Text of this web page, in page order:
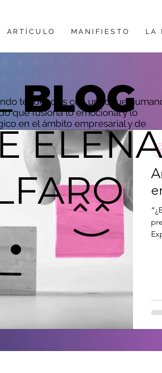
ARTÍCULO MANIFIESTO LA
BLOG
ELENA
tendencias con un toque
que fusiona lo emocional y lo
en el ámbito empresarial y de